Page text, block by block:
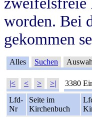
worden. Bei
gekommen
Alles Suchen
|< < > >| 3380
Lfd-
Nr
Seite im
Kirchenbuch